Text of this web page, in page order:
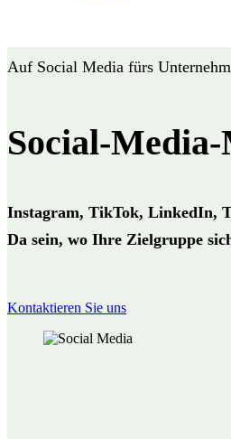
Auf Social Media fürs
Social-
Instagram, TikTok, LinkedIn,
Da sein, wo Ihre Zielgruppe
Kontaktieren Sie uns